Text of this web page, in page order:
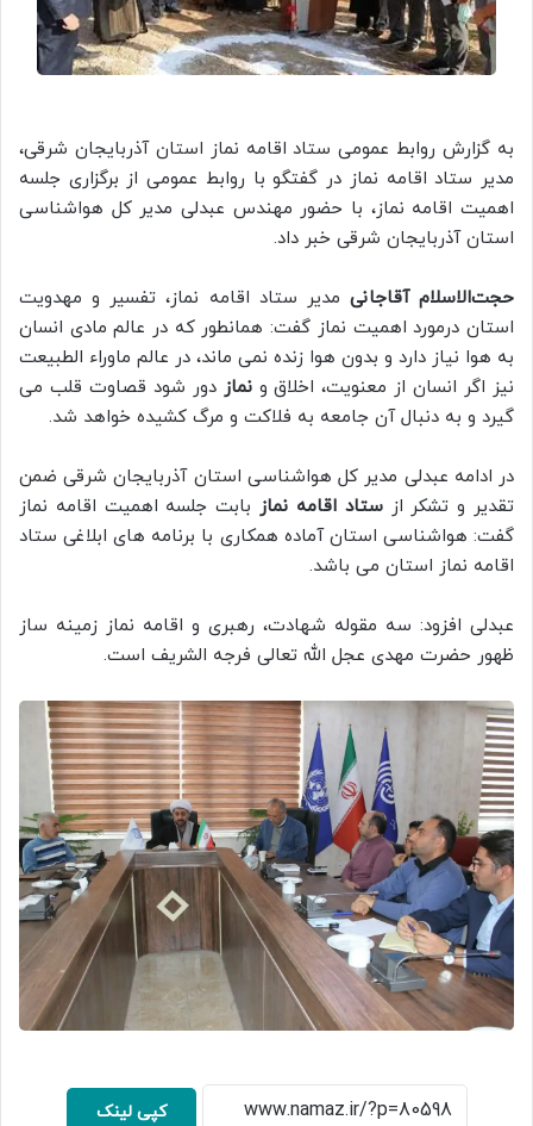
به گزارش روابط عمومی ستاد اقامه نماز استان آذربایجان شرقی،
مدیر ستاد اقامه نماز در گفتگو با روابط عمومی از برگزاری جلسه
اهمیت اقامه نماز، با حضور مهندس عبدلی مدیر کل هواشناسی
استان آذربایجان شرقی خبر داد.
حجت‌الاسلام آقاجانی مدیر ستاد اقامه نماز، تفسیر و مهدویت
استان درمورد اهمیت نماز گفت: همانطور که در عالم مادی انسان
به هوا نیاز دارد و بدون هوا زنده نمی ماند، در عالم ماوراء الطبیعت
نیز اگر انسان از معنویت، اخلاق ونماز دور شود قصاوت قلب می
گیرد و به دنبال آن جامعه به فلاکت و مرگ کشیده خواهد شد.
در ادامه عبدلی مدیر کل هواشناسی استان آذربایجان شرقی ضمن
تقدیر و تشکر ازستاد اقامه نماز بابت جلسه اهمیت اقامه نماز
گفت: هواشناسی استان آماده همکاری با برنامه های ابلاغی ستاد
اقامه نماز استان می باشد.
عبدلی افزود: سه مقوله شهادت، رهبری و اقامه نماز زمینه ساز
ظهور حضرت مهدی عجل الله تعالی فرجه الشریف است.
کپی لینک